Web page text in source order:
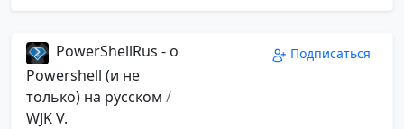
PowerShellRus - о
Powershell (и не
только) на русском /
WJK V.
Подписаться